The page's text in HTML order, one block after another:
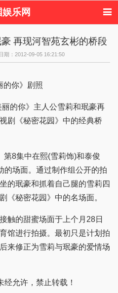
娱乐网
韩国娱乐
欧美娱乐
影视新闻
内地明星八卦
豪 再现河智苑玄彬的桥段
期：2012-09-05 16:21:50
的你》剧照
的你》主人公雪莉和珉豪再
剧《秘密花园》中的经典桥
8集中在熙(雪莉饰)和泰俊
的场面。通过制作组公开的拍
的珉豪和抓着自己腿的雪莉四
《秘密花园》中的名场面。
触的甜蜜场面于上个月28日
馆进行拍摄。最初只是计划拍
来修正为雪莉与珉豪的爱情场
经允许，禁止转载！